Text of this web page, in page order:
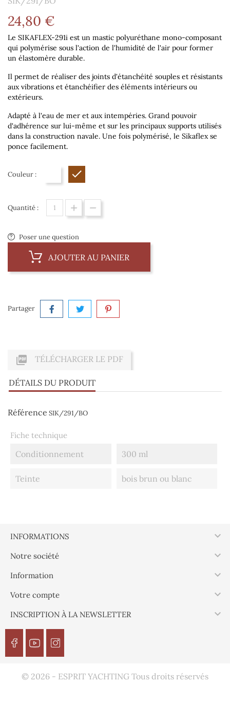
24,80 €
Le SIKAFLEX-291i est un mastic polyuréthane mono-composant
qui polymérise sous l'action de l'humidité de l'air pour former
un élastomère durable.
Il permet de réaliser des joints d'étanchéité souples et résistants
aux vibrations et étanchéifier des éléments intérieurs ou
extérieurs.
Adapté à l'eau de mer et aux intempéries. Grand pouvoir
d'adhérence sur lui-même et sur les principaux supports utilisés
dans la construction navale. Une fois polymérisé, le Sikaflex se
ponce facilement.
Couleur : Blanc
Quantité :
Poser une question
AJOUTER AU PANIER
Partager
 TÉLÉCHARGER LE PDF
DÉTAILS DU PRODUIT
Référence SIK/291/BO
Fiche technique
Conditionnement 300 ml
Teinte bois brun ou blanc
INFORMATIONS 
Notre société 
Information 
Votre compte 
INSCRIPTION À LA NEWSLETTER 
© 2026 - ESPRIT YACHTING Tous droits réservés